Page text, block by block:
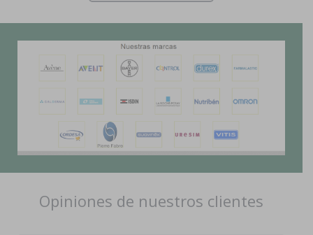
Opiniones de nuestros clientes